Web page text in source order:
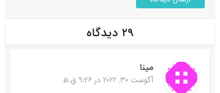
۲۹ دیدگاه
مینا
آگوست 30, 2022 در 9:26 ق.ظ